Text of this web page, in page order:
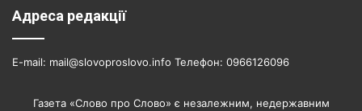
Адреса редакції
E-mail: mail@slovoproslovo.info Телефон: 0966126096
Газета «Слово про Слово» є незалежним, недержавним